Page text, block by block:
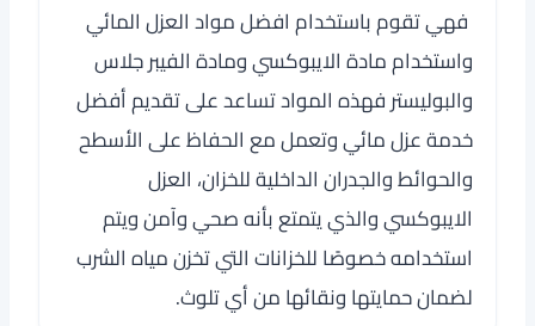
فهي تقوم باستخدام افضل مواد العزل المائي
واستخدام مادة الايبوكسي ومادة الفيبر جلاس
والبوليستر فهذه المواد تساعد على تقديم أفضل
خدمة عزل مائي وتعمل مع الحفاظ على الأسطح
والحوائط والجدران الداخلية للخزان، العزل
الايبوكسي والذي يتمتع بأنه صحي وآمن ويتم
استخدامه خصوصًا للخزانات التي تخزن مياه الشرب
لضمان حمايتها ونقائها من أي تلوث.